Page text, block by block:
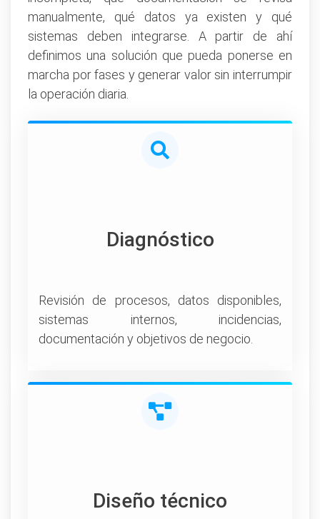
manualmente, qué datos ya existen y qué
sistemas deben integrarse. A partir de ahí
definimos una solución que pueda ponerse en
marcha por fases y generar valor sin interrumpir
la operación diaria.
Diagnóstico
Revisión de procesos, datos disponibles,
sistemas internos, incidencias,
documentación y objetivos de negocio.
Diseño técnico